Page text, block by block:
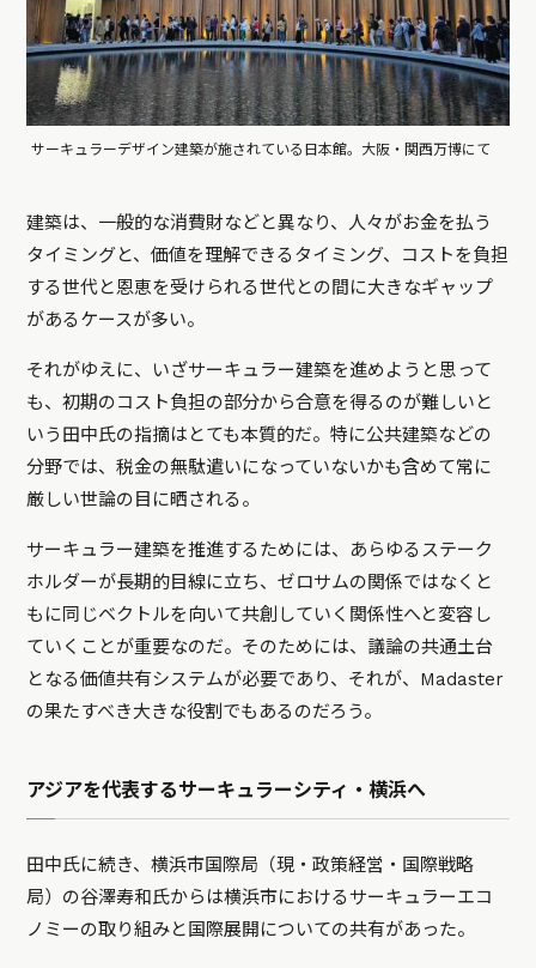
サーキュラーデザイン建築が施されている日本館。大阪・関西万博にて
建築は、一般的な消費財などと異なり、人々がお金を払う
タイミングと、価値を理解できるタイミング、コストを負担
する世代と恩恵を受けられる世代との間に大きなギャップ
があるケースが多い。
それがゆえに、いざサーキュラー建築を進めようと思って
も、初期のコスト負担の部分から合意を得るのが難しいと
いう田中氏の指摘はとても本質的だ。特に公共建築などの
分野では、税金の無駄遣いになっていないかも含めて常に
厳しい世論の目に晒される。
サーキュラー建築を推進するためには、あらゆるステーク
ホルダーが長期的目線に立ち、ゼロサムの関係ではなくと
もに同じベクトルを向いて共創していく関係性へと変容し
ていくことが重要なのだ。そのためには、議論の共通土台
となる価値共有システムが必要であり、それが、Madaster
の果たすべき大きな役割でもあるのだろう。
アジアを代表するサーキュラーシティ・横浜へ
田中氏に続き、横浜市国際局（現・政策経営・国際戦略
局）の谷澤寿和氏からは横浜市におけるサーキュラーエコ
ノミーの取り組みと国際展開についての共有があった。